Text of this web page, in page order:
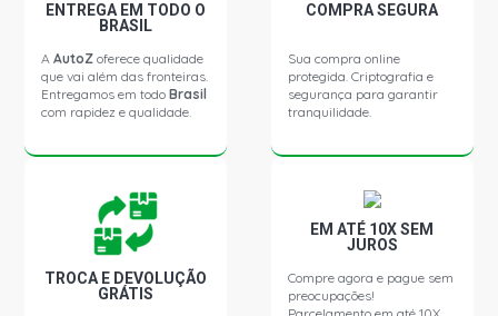
ECOSPORT XLS SUV 1.6 8V ZETEC ROCAM GASOLINA
(2003 - 2012)
ECOSPORT XLS SUV 2.0 16V DURATEC FLEX (2007 -
ECOSPORT XLT SUV 2.0 16V DURATEC FLEX (2007 -
ENTREGA EM TODO O
BRASIL
AAutoZ oferece qualidade
que vai além das fronteiras.
Entregamos em todoBrasil
com rapidez e qualidade.
COMPRA SEGURA
Sua compra online
protegida. Criptografia e
segurança para garantir
tranquilidade.
TROCA E DEVOLUÇÃO
GRÁTIS
EM ATÉ 10X SEM
JUROS
Compre agora e pague sem
preocupações!